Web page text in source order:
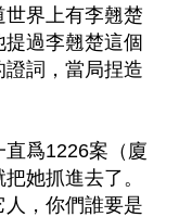
界上有李翹楚
過李翹楚這個
證詞，當局捏造
爲1226案（廈
她抓進去了。
人，你們誰要是